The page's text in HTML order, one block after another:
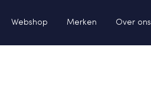
Webshop Merken Over ons